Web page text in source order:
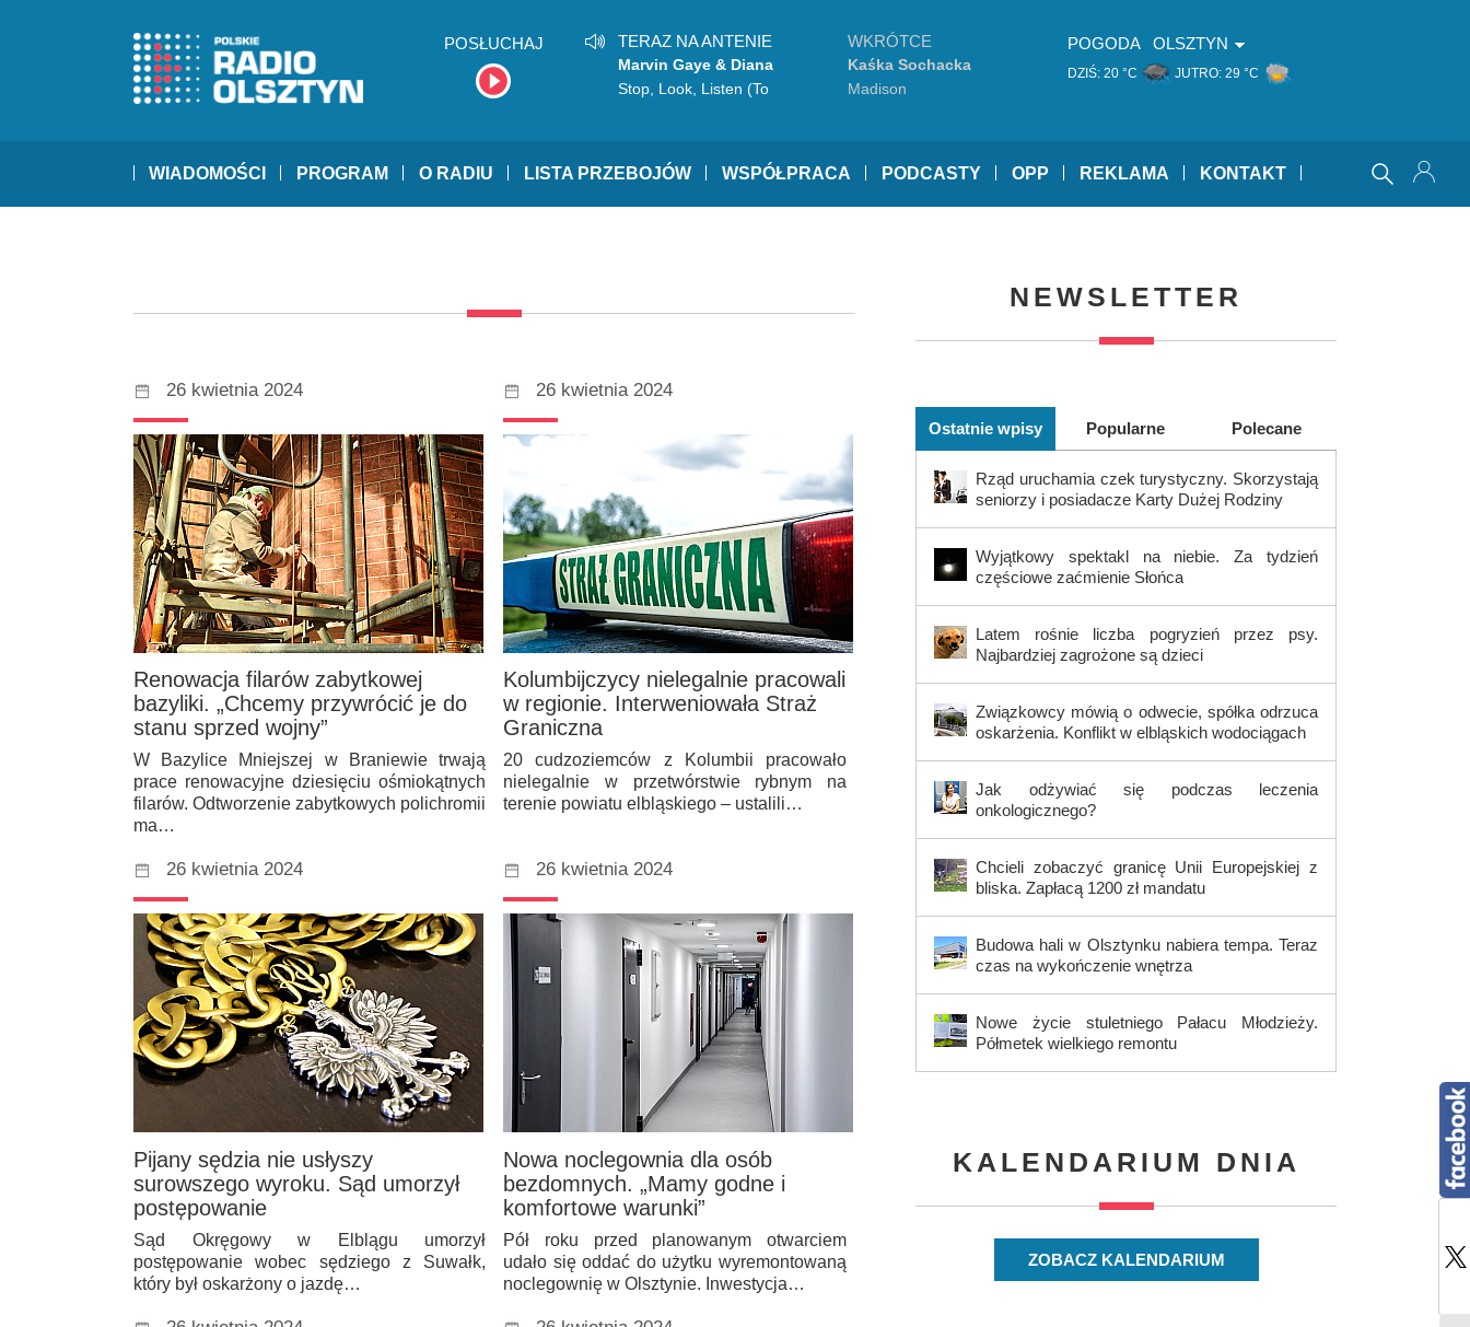
POSŁUCHAJ TERAZ NA ANTENIE
Marvin Gaye & Diana
Ross
Stop, Look, Listen (To
WKRÓTCE
Kaśka Sochacka
Madison
POGODA OLSZTYN
DZIŚ: 20 °C JUTRO: 29 °C
WIADOMOŚCI PROGRAM O RADIU LISTA PRZEBOJÓW WSPÓŁPRACA PODCASTY OPP REKLAMA KONTAKT
26 kwietnia 2024
Renowacja filarów zabytkowej
bazyliki. „Chcemy przywrócić je do
stanu sprzed wojny”
W Bazylice Mniejszej w Braniewie trwają
prace renowacyjne dziesięciu ośmiokątnych
filarów. Odtworzenie zabytkowych polichromii
ma…
26 kwietnia 2024
Kolumbijczycy nielegalnie pracowali
w regionie. Interweniowała Straż
Graniczna
20 cudzoziemców z Kolumbii pracowało
nielegalnie w przetwórstwie rybnym na
terenie powiatu elbląskiego – ustalili…
26 kwietnia 2024
Pijany sędzia nie usłyszy
surowszego wyroku. Sąd umorzył
postępowanie
Sąd Okręgowy w Elblągu umorzył
postępowanie wobec sędziego z Suwałk,
który był oskarżony o jazdę…
26 kwietnia 2024
Nowa noclegownia dla osób
bezdomnych. „Mamy godne i
komfortowe warunki”
Pół roku przed planowanym otwarciem
udało się oddać do użytku wyremontowaną
noclegownię w Olsztynie. Inwestycja…
NEWSLETTER
Ostatnie wpisy Popularne Polecane
Rząd uruchamia czek turystyczny. Skorzystają
seniorzy i posiadacze Karty Dużej Rodziny
Wyjątkowy spektakl na niebie. Za tydzień
częściowe zaćmienie Słońca
Latem rośnie liczba pogryzień przez psy.
Najbardziej zagrożone są dzieci
Związkowcy mówią o odwecie, spółka odrzuca
oskarżenia. Konflikt w elbląskich wodociągach
Jak odżywiać się podczas leczenia
onkologicznego?
Chcieli zobaczyć granicę Unii Europejskiej z
bliska. Zapłacą 1200 zł mandatu
Budowa hali w Olsztynku nabiera tempa. Teraz
czas na wykończenie wnętrza
Nowe życie stuletniego Pałacu Młodzieży.
Półmetek wielkiego remontu
KALENDARIUM DNIA
ZOBACZ KALENDARIUM